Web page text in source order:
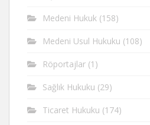
Medeni Hukuk (158)
Medeni Usul Hukuku (108)
Röportajlar (1)
Sağlık Hukuku (29)
Ticaret Hukuku (174)